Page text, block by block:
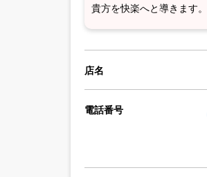
貴方を快楽へと導きます。
店名
電話番号